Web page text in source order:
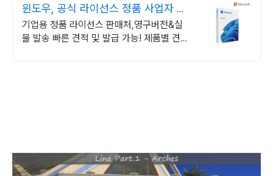
윈도우, 공식 라이선스 정품 사업자 전
용 할인 혜택!
기업용 정품 라이선스 판매처,영구버전&실
물 발송 빠른 견적 및 발급 가능! 제품별 견적